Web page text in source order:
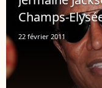
Champs-
22 février 2011